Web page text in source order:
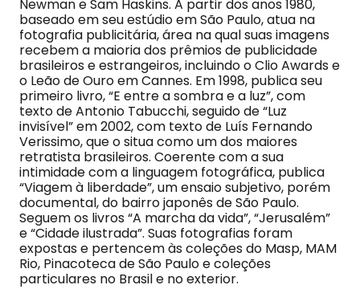
Newman e Sam Haskins. A partir dos anos 1980,
baseado em seu estúdio em São Paulo, atua na
fotografia publicitária, área na qual suas imagens
recebem a maioria dos prêmios de publicidade
brasileiros e estrangeiros, incluindo o Clio Awards e
o Leão de Ouro em Cannes. Em 1998, publica seu
primeiro livro, “E entre a sombra e a luz”, com
texto de Antonio Tabucchi, seguido de “Luz
invisível” em 2002, com texto de Luís Fernando
Verissimo, que o situa como um dos maiores
retratista brasileiros. Coerente com a sua
intimidade com a linguagem fotográfica, publica
“Viagem à liberdade”, um ensaio subjetivo, porém
documental, do bairro japonês de São Paulo.
Seguem os livros “A marcha da vida”, “Jerusalém”
e “Cidade ilustrada”. Suas fotografias foram
expostas e pertencem às coleções do Masp, MAM
Rio, Pinacoteca de São Paulo e coleções
particulares no Brasil e no exterior.